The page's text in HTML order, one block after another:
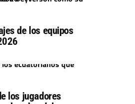
de los equipos
los jugadores